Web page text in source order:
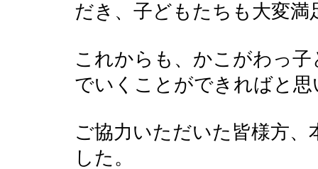
だき、子どもたちも大変満
これからも、かこがわっ
でいくことができればと思
ご協力いただいた皆様方
した。